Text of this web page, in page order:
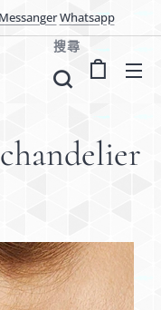
MessangerWhatsapp
搜尋